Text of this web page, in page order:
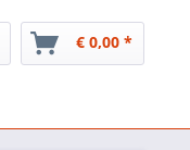
€ 0,00 *